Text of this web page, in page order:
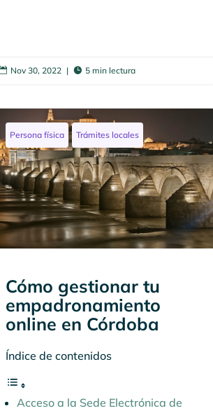
Nov 30, 2022 |  5 min lectura
Persona física Trámites locales
Cómo gestionar tu
empadronamiento
online en Córdoba
Índice de contenidos
Acceso a la Sede Electrónica de